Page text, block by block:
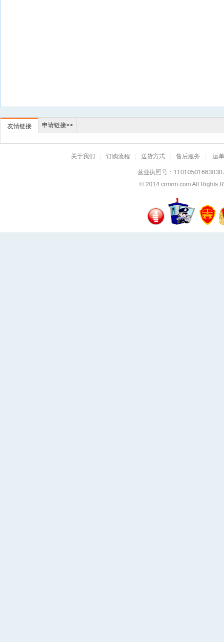
友情链接 申请链接>>
关于我们 订购流程 送货方式 售后服务 运
营业执照号：
© 2014 crmrm.comAll Rights